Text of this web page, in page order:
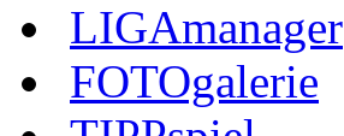
LIGAmanager
FOTOgalerie